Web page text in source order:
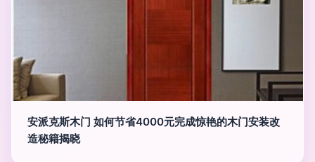
安派克斯木门 如何节省4000元完成惊艳的木门安装改
造秘籍揭晓